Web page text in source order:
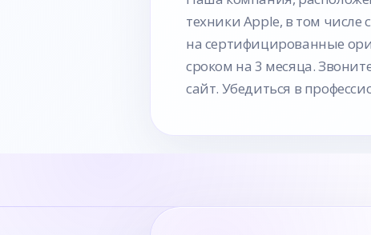
техники Аpple, в том
на сертифицированные
сроком на 3 месяца.
сайт. Убедиться в